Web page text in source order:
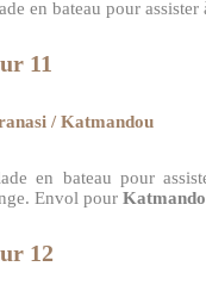
en bateau pour
11
/ Katmandou
en bateau pour
Envol pour
12